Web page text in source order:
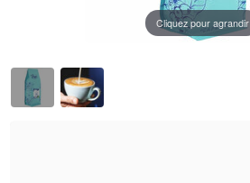
Cliquez pour agrandir